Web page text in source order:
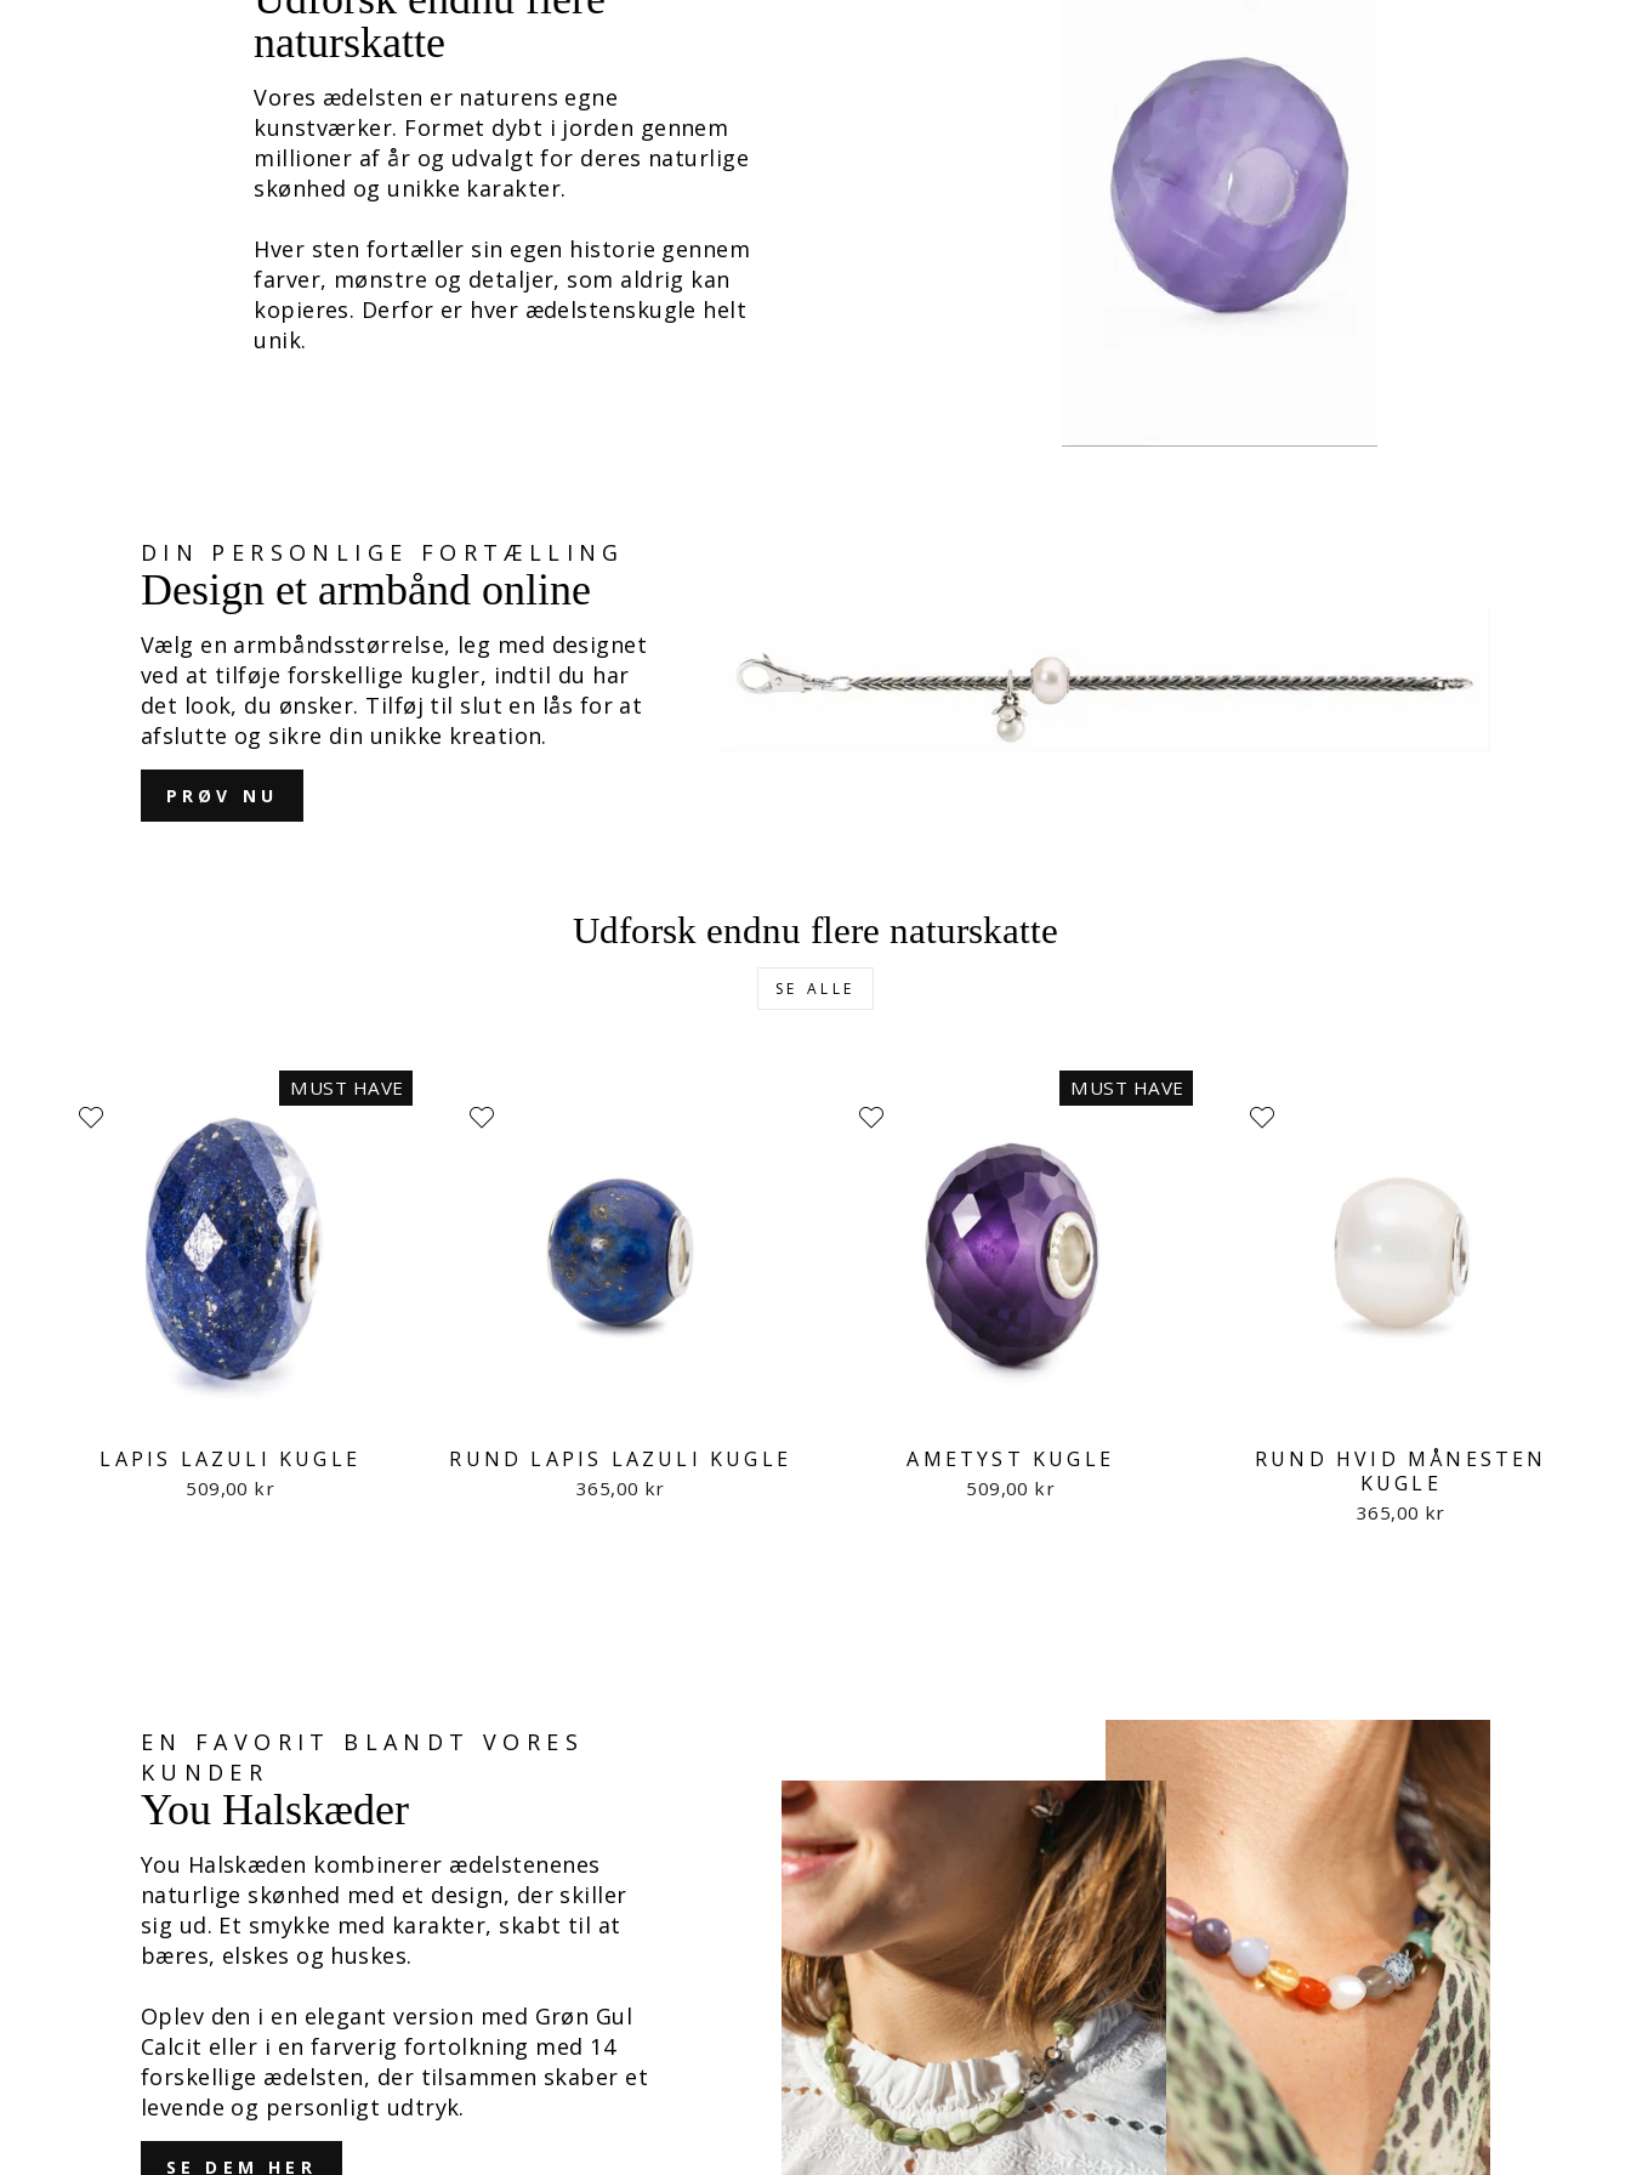
naturskatte
Vores ædelsten er naturens egne
kunstværker. Formet dybt i jorden gennem
millioner af år og udvalgt for deres naturlige
skønhed og unikke karakter.
Hver sten fortæller sin egen historie gennem
farver, mønstre og detaljer, som aldrig kan
kopieres. Derfor er hver ædelstenskugle helt
unik.
DIN PERSONLIGE FORTÆLLING
Design et armbånd online
Vælg en armbåndsstørrelse, leg med designet
ved at tilføje forskellige kugler, indtil du har
det look, du ønsker. Tilføj til slut en lås for at
afslutte og sikre din unikke kreation.
PRØV NU
Udforsk endnu flere naturskatte
SE ALLE
MUST HAVE
LAPIS LAZULI KUGLE
509,00 kr
RUND LAPIS LAZULI KUGLE
365,00 kr
MUST HAVE
AMETYST KUGLE
509,00 kr
RUND HVID MÅNESTEN
KUGLE
365,00 kr
EN FAVORIT BLANDT VORES
KUNDER
You Halskæder
You Halskæden kombinerer ædelstenenes
naturlige skønhed med et design, der skiller
sig ud. Et smykke med karakter, skabt til at
bæres, elskes og huskes.
Oplev den i en elegant version med Grøn Gul
Calcit eller i en farverig fortolkning med 14
forskellige ædelsten, der tilsammen skaber et
levende og personligt udtryk.
SE DEM HER